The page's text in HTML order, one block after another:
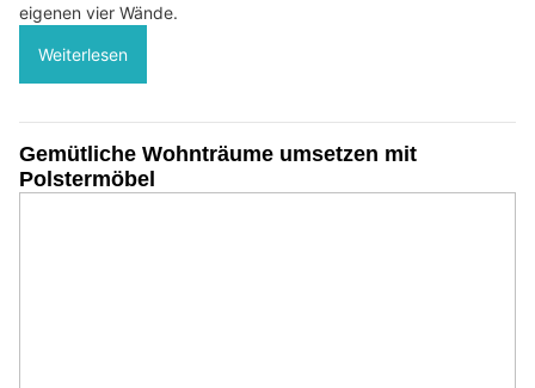
eigenen vier Wände.
Weiterlesen
Gemütliche Wohnträume umsetzen mit
Polstermöbel